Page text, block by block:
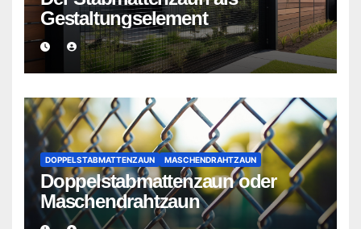
Gestaltungselement
DOPPELSTABMATTENZAUN MASCHENDRAHTZAUN
Doppelstabmattenzaun oder
Maschendrahtzaun